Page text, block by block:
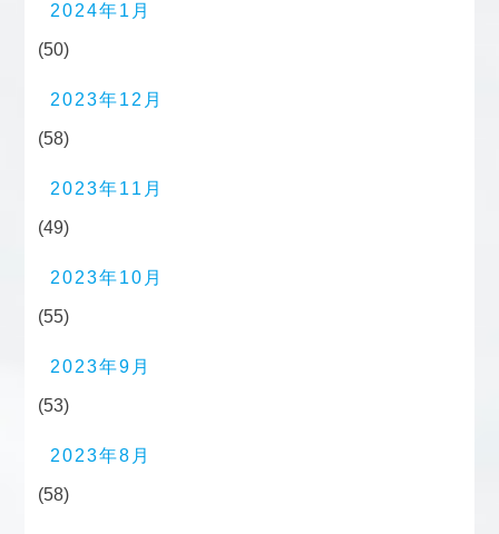
2024年1月
(50)
2023年12月
(58)
2023年11月
(49)
2023年10月
(55)
2023年9月
(53)
2023年8月
(58)